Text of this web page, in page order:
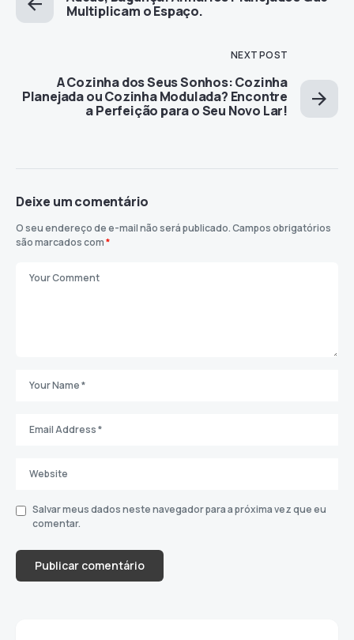
Multiplicam o Espaço.
NEXT POST
A Cozinha dos Seus Sonhos: Cozinha
Planejada ou Cozinha Modulada? Encontre
a Perfeição para o Seu Novo Lar!
Deixe um comentário
O seu endereço de e-mail não será publicado.Campos obrigatórios
são marcados com*
Salvar meus dados neste navegador para a próxima vez que eu
comentar.